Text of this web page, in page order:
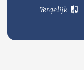
Vergelijk